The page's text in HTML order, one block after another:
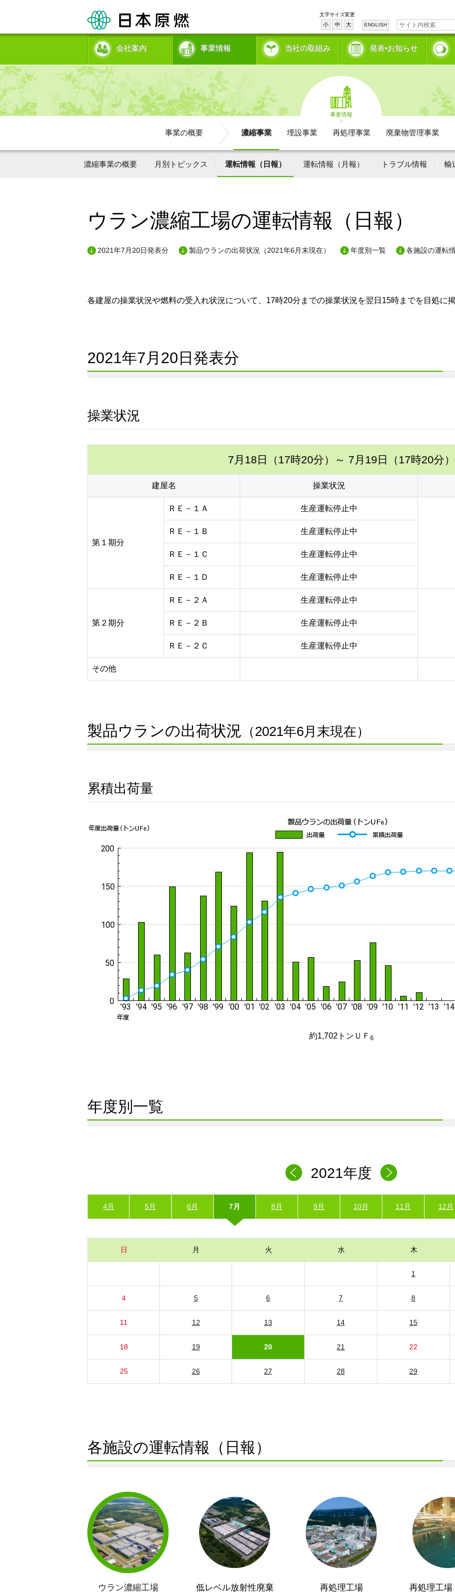
文字サイズ変更
小 中 大 ENGLISH
会社案内 事業情報 当社の取組み 発表•お知らせ
事業情報
事業の概要 濃縮事業 埋設事業 再処理事業 廃棄物管理事業
濃縮事業の概要 月別トピックス 運転情報（日報） 運転情報（月報） トラブル情報 輸
ウラン濃縮工場の運転情報（日報）
2021年7月20日発表分 製品ウランの出荷状況（2021年6月末現在） 年度別一覧 各施設の運転
各建屋の操業状況や燃料の受入れ状況について、17時20分までの操業状況を翌日15時までを目処に
2021年7月20日発表分
操業状況
7月18日（17時20分） ～ 7月19日（17時20分）
建屋名 操業状況
第１期分
ＲＥ－１Ａ 生産運転停止中
ＲＥ－１Ｂ 生産運転停止中
ＲＥ－１Ｃ 生産運転停止中
ＲＥ－１Ｄ 生産運転停止中
第２期分
ＲＥ－２Ａ 生産運転停止中
ＲＥ－２Ｂ 生産運転停止中
ＲＥ－２Ｃ 生産運転停止中
その他
製品ウランの出荷状況 （2021年6月末現在）
累積出荷量
約1,702トンＵＦ 6
年度別一覧
2021年度
4月 5月 6月 7月 8月 9月 10月 11月 12月
日 月 火 水 木
1
4 5 6 7 8
11 12 13 14 15
18 19 20 21 22
25 26 27 28 29
各施設の運転情報（日報）
ウラン濃縮工場 低レベル放射性廃棄 再処理工場 再処理工場